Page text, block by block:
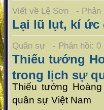
Viết về Lệ Sơn -
Lại lũ lụt, kí ức
Quân sự - Phản hồi:
Thiếu tướng
trong lịch sự
Thiếu tướng
quân sự Việt Nam